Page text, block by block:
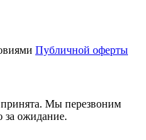
Публичной оферты
Мы перезвоним
ожидание.